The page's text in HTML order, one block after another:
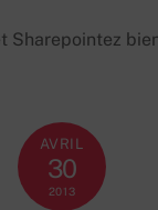
Sharepointez
AVRIL
30
2013